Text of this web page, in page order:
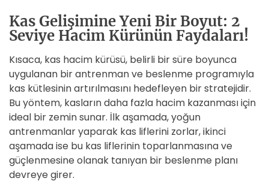
Kas Gelişimine Yeni Bir Boyut: 2
Seviye Hacim Kürünün Faydaları!
Kısaca, kas hacim kürüsü, belirli bir süre boyunca
uygulanan bir antrenman ve beslenme programıyla
kas kütlesinin artırılmasını hedefleyen bir stratejidir.
Bu yöntem, kasların daha fazla hacim kazanması için
ideal bir zemin sunar. İlk aşamada, yoğun
antrenmanlar yaparak kas liflerini zorlar, ikinci
aşamada ise bu kas liflerinin toparlanmasına ve
güçlenmesine olanak tanıyan bir beslenme planı
devreye girer.